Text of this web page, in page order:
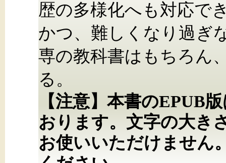
歴の多様化へも対応で
かつ、難しくなり過ぎ
専の教科書はもちろん
る。
【注意】本書のEPUB
おります。文字の大き
お使いいただけません